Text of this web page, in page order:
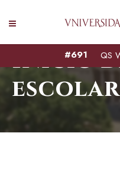
QS
#691
Inicio
escolar